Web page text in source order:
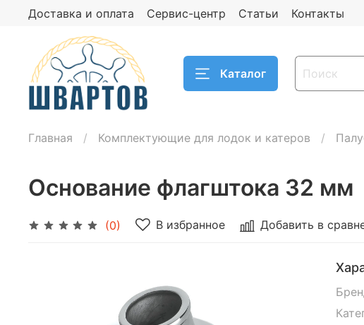
Доставка и оплата Сервис-центр Статьи Контакты
Каталог
Главная Комплектующие для лодок и катеров
Основание флагштока 32 мм
(0) В избранное Добавить в